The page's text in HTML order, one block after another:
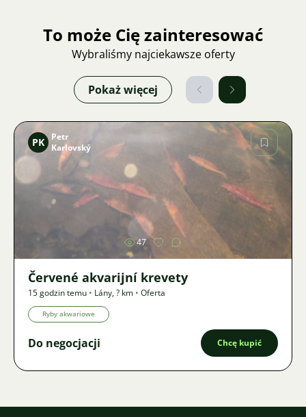
To może Cię zainteresować
Wybraliśmy najciekawsze oferty
Pokaż więcej
Zdjęcie
PK
Petr
Karlovský
47
Červené akvarijní krevety
15 godzin temu • Lány,? km • Oferta
Ryby akwariowe
Do negocjacji Chcę kupić